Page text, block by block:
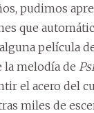
pudimos
que
película
la melodía de
el acero del
miles de